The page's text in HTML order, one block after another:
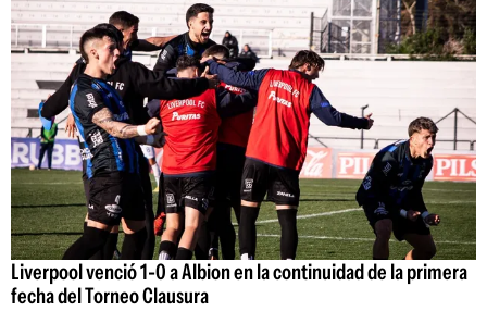
Liverpool venció 1-0 a Albion en la continuidad de la primera
fecha del Torneo Clausura